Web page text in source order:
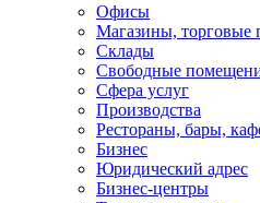
Офисы
Магазины, торговые
Склады
Свободные
Сфера услуг
Производства
Рестораны, бары,
Бизнес
Юридический адрес
Бизнес-центры